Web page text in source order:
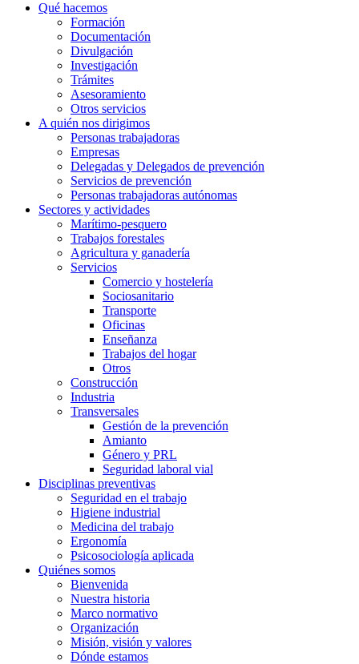
Qué hacemos
Formación
Documentación
Divulgación
Investigación
Trámites
Asesoramiento
Otros servicios
A quién nos dirigimos
Personas trabajadoras
Empresas
Delegadas y Delegados de prevención
Servicios de prevención
Personas trabajadoras autónomas
Sectores y actividades
Marítimo-pesquero
Trabajos forestales
Agricultura y ganadería
Servicios
Comercio y hostelería
Sociosanitario
Transporte
Oficinas
Enseñanza
Trabajos del hogar
Otros
Construcción
Industria
Transversales
Gestión de la prevención
Amianto
Género y PRL
Seguridad laboral vial
Disciplinas preventivas
Seguridad en el trabajo
Higiene industrial
Medicina del trabajo
Ergonomía
Psicosociología aplicada
Quiénes somos
Bienvenida
Nuestra historia
Marco normativo
Organización
Misión, visión y valores
Dónde estamos